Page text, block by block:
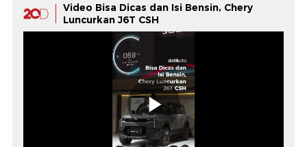
Video Bisa Dicas dan Isi Bensin, Chery
Luncurkan J6T CSH